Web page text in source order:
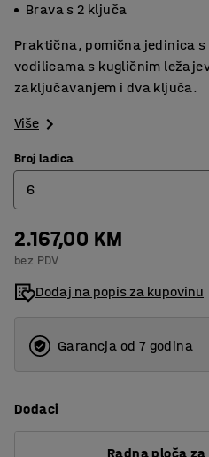
Brava s 2 ključa
Praktična, pomična jedinica s
vodilicama s kugličnim
zaključavanjem i dva ključa.
Više
Broj ladica
6
5
6
2.167,00 KM
bez PDV
Dodaj na popis za kupovinu
Garancja od 7 godina
Dodaci
Radna ploča